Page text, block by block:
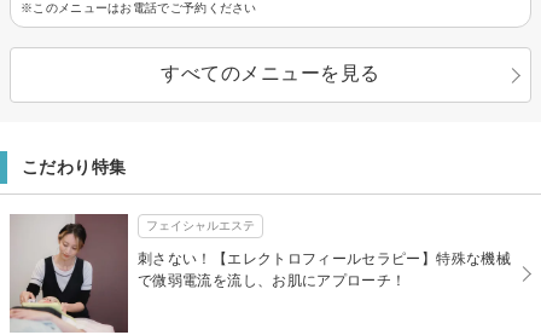
※このメニューはお電話でご予約ください
すべてのメニューを見る
こだわり特集
フェイシャルエステ
刺さない！【エレクトロフィールセラピー】特殊な機械
で微弱電流を流し、お肌にアプローチ！